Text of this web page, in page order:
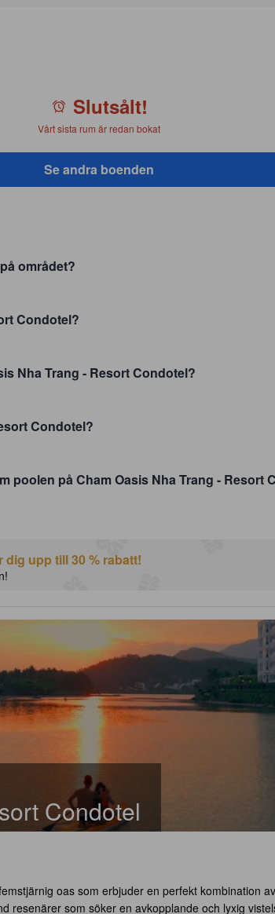
Slutsålt!
Vårt sista rum är redan bokat
Se andra boenden
området?
Condotel?
Nha Trang - Resort Condotel?
Condotel?
poolen på Cham Oasis Nha Trang - Resort
upp till 30 % rabatt!
Condotel
oas som erbjuder en perfekt kombination
resenärer som söker en avkopplande och lyxig